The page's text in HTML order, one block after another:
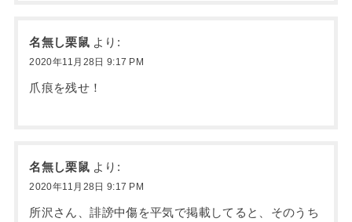
名無し栗鼠 より:
2020年11月28日 9:17 PM
爪痕を残せ！
名無し栗鼠 より:
2020年11月28日 9:17 PM
所沢さん、誹謗中傷を平気で掲載してると、そのうち